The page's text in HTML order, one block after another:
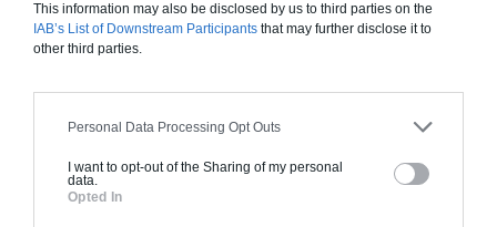
This information may also be disclosed by us to third parties on the
IAB’s List of Downstream Participants that may further disclose it to
other third parties.
Personal Data Processing Opt Outs
I want to opt-out of the Sharing of my personal
data.
Opted In
À partir de
228 000€ TTC
Je la veux !